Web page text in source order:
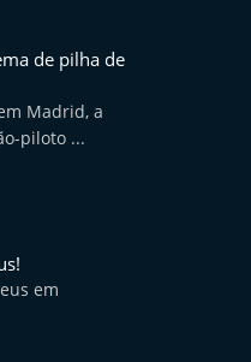
de pilha de
Madrid, a
piloto ...
em